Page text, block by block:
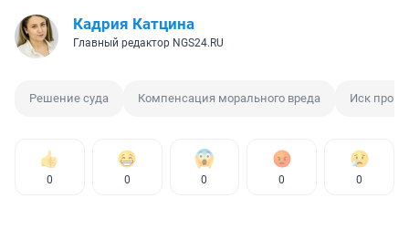
Кадрия Катцина
Главный редактор NGS24.RU
Решение суда Компенсация морального вреда Иск
0 0 0 0 0